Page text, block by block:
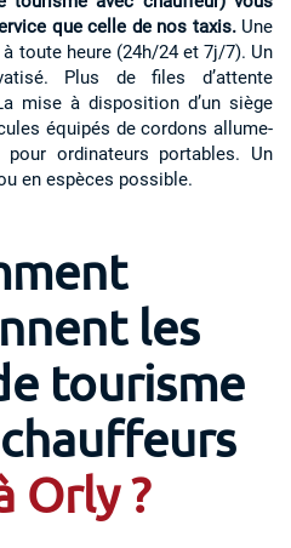
que celle de nos taxis. Une
toute heure (24h/24 et 7j/7). Un
Plus de files d’attente
mise à disposition d’un siège
équipés de cordons allume-
ordinateurs portables. Un
en espèces possible.
les
tourisme
Orly ?